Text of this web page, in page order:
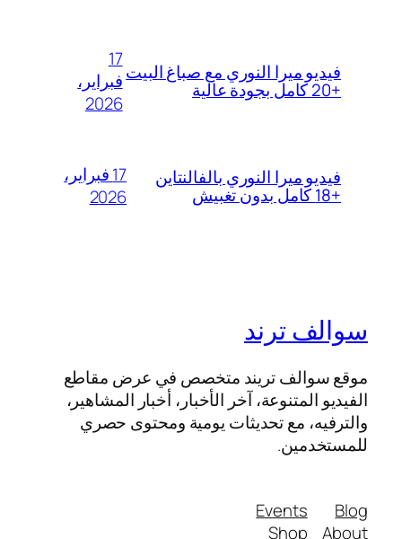
فيديو ميرا النوري مع صباغ البيت
+20 كامل بجودة عالية
17
فبراير،
2026
فيديو ميرا النوري بالفالنتاين
+18 كامل بدون تغبيش
17 فبراير،
2026
سوالف ترند
موقع سوالف تريند متخصص في عرض مقاطع
الفيديو المتنوعة، آخر الأخبار، أخبار المشاهير،
والترفيه، مع تحديثات يومية ومحتوى حصري
للمستخدمين.
Blog
About
Events
Shop